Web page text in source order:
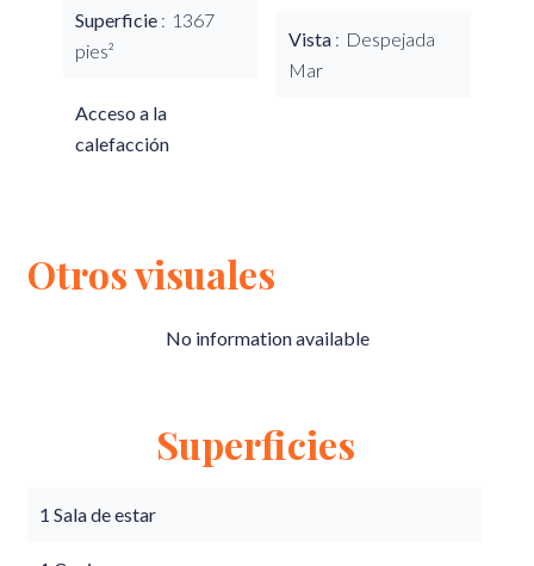
Superficie
1367
pies²
Acceso a la
calefacción
Vista
Despejada
Mar
Otros visuales
No information available
Superficies
1 Sala de estar